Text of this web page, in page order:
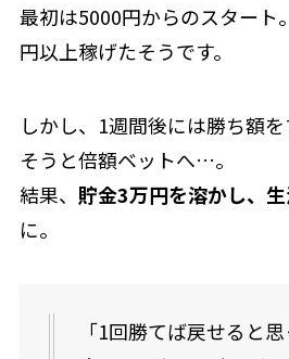
最初は5000円からのスタート
円以上稼げたそうです。
しかし、1週間後には勝ち額
そうと倍額ベットへ…。
結果、 貯金3万円を溶かし、
に。
「1回勝てば戻せると思